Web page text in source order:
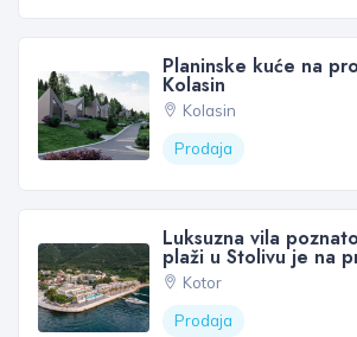
Planinske kuće na
Kolasin
Kolasin
Prodaja
Luksuzna vila
plaži u Stolivu je na
Kotor
Prodaja